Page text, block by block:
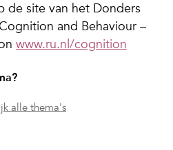
de site van het Donders
and Behaviour –
www.ru.nl/cognition
alle thema's